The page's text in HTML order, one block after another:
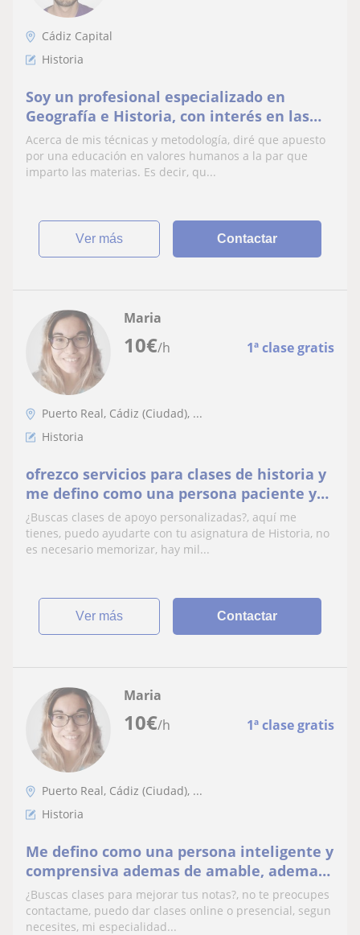
Cádiz Capital
Historia
Soy un profesional especializado en
Geografía e Historia, con interés en las
Ciencias Sociales y las Humanidades en
general.
Acerca de mis técnicas y metodología, diré que apuesto
por una educación en valores humanos a la par que
imparto las materias. Es decir, qu...
ver más Contactar
10€/h 1ª clase gratis
Maria
Puerto Real, Cádiz (Ciudad), ...
Historia
ofrezco servicios para clases de historia y
me defino como una persona paciente y
con experiencia para tratar con
adolescentes
¿Buscas clases de apoyo personalizadas?, aquí me
tienes, puedo ayudarte con tu asignatura de Historia, no
es necesario memorizar, hay mil...
ver más Contactar
10€/h 1ª clase gratis
Maria
Puerto Real, Cádiz (Ciudad), ...
Historia
Me defino como una persona inteligente y
comprensiva ademas de amable, ademas
se manejar con niños de 12 años en
adelante
¿Buscas clases para mejorar tus notas?, no te preocupes
contactame, puedo dar clases online o presencial, segun
necesites, mi especialidad...